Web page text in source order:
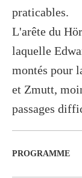
praticables.
L'arête du
laquelle
montés pour
et Zmutt,
passages
PROGRAMME